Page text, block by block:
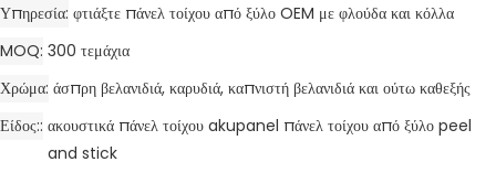
Υπηρεσία φτιάξτε πάνελ τοίχου από ξύλο OEM με φλούδα και κόλλα
MOQ 300 τεμάχια
Χρώμα άσπρη βελανιδιά, καρυδιά, καπνιστή βελανιδιά και ούτω καθεξής
Είδος: ακουστικά πάνελ τοίχου akupanel πάνελ τοίχου από ξύλο peel
and stick